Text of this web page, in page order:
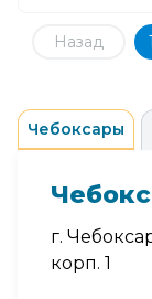
Назад 1
Чебоксары
г.
корп. 1